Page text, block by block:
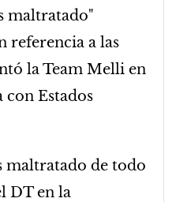
maltratado"
referencia a las
la Team Melli en
Estados
maltratado de todo
DT en la